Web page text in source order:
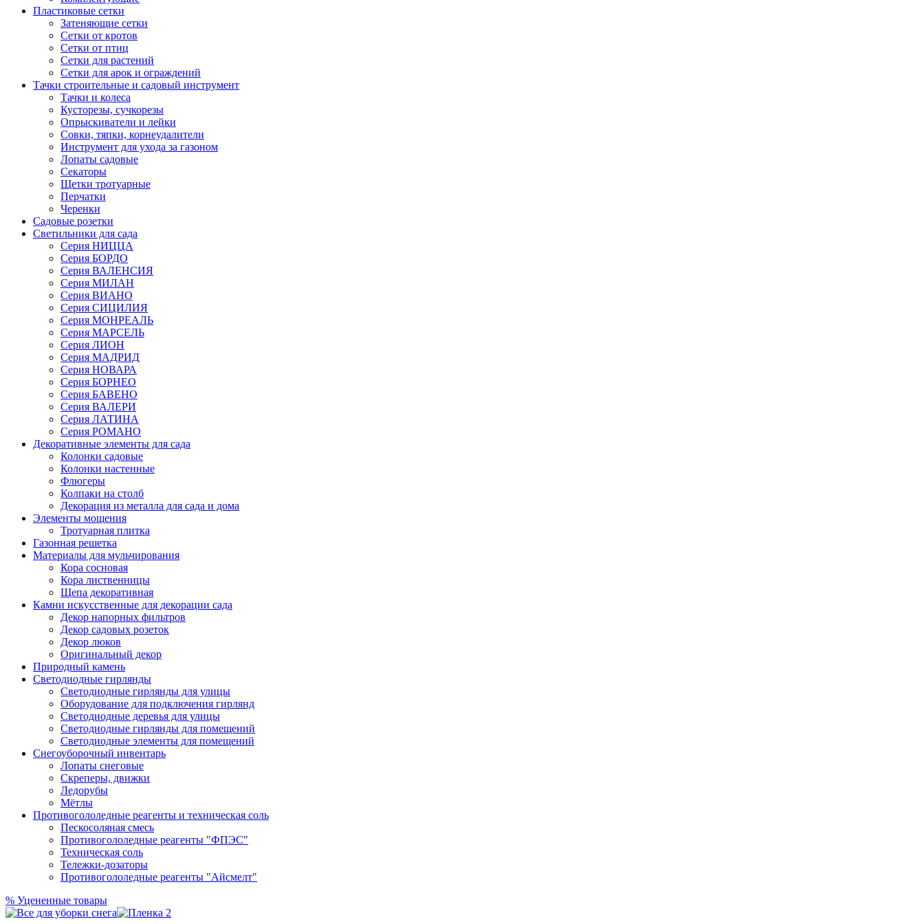
Пластиковые сетки
Затеняющие сетки
Сетки от кротов
Сетки от птиц
Сетки для растений
Сетки для арок и ограждений
Тачки строительные и садовый инструмент
Тачки и колеса
Кусторезы, сучкорезы
Опрыскиватели и лейки
Совки, тяпки, корнеудалители
Инструмент для ухода за газоном
Лопаты садовые
Секаторы
Щетки тротуарные
Перчатки
Черенки
Садовые розетки
Светильники для сада
Серия НИЦЦА
Серия БОРДО
Серия ВАЛЕНСИЯ
Серия МИЛАН
Серия ВИАНО
Серия СИЦИЛИЯ
Серия МОНРЕАЛЬ
Серия МАРСЕЛЬ
Серия ЛИОН
Серия МАДРИД
Серия НОВАРА
Серия БОРНЕО
Серия БАВЕНО
Серия ВАЛЕРИ
Серия ЛАТИНА
Серия РОМАНО
Декоративные элементы для сада
Колонки садовые
Колонки настенные
Флюгеры
Колпаки на столб
Декорация из металла для сада и дома
Элементы мощения
Тротуарная плитка
Газонная решетка
Материалы для мульчирования
Кора сосновая
Кора лиственницы
Щепа декоративная
Камни искусственные для декорации сада
Декор напорных фильтров
Декор садовых розеток
Декор люков
Оригинальный декор
Природный камень
Светодиодные гирлянды
Светодиодные гирлянды для улицы
Оборудование для подключения гирлянд
Светодиодные деревья для улицы
Светодиодные гирлянды для помещений
Светодиодные элементы для помещений
Снегоуборочный инвентарь
Лопаты снеговые
Скреперы, движки
Ледорубы
Мётлы
Противогололедные реагенты и техническая соль
Пескосоляная смесь
Противогололедные реагенты "ФПЭС"
Техническая соль
Тележки-дозаторы
Противогололедные реагенты "Айсмелт"
% Уцененные товары